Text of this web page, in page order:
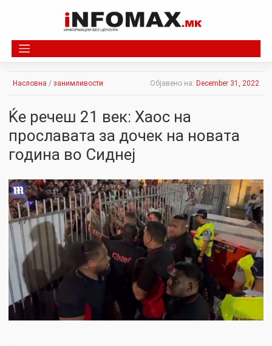
Насловна / занимливости Објавено на: December 31, 2022
Ќе речеш 21 век: Хаос на
прославата за дочек на новата
година во Сиднеј